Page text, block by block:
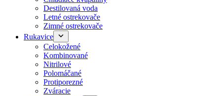
Destilovaná voda
Letné ostrekovače
Zimné ostrekovače
Rukavice
Celokožené
Kombinované
Nitrilové
Polomáčané
Protiporezné
Zváracie